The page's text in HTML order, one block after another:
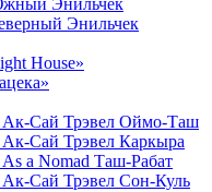
Энильчек
Энильчек
House»
Сай Трэвел Оймо-Таш
Сай Трэвел Каркыра
a Nomad Таш-Рабат
Сай Трэвел Сон-Куль